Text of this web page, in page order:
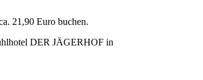
21,90 Euro buchen.
DER JÄGERHOF in